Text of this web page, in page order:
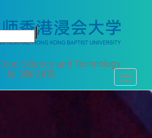
Science and Technology
级 回到顶部
Toggle